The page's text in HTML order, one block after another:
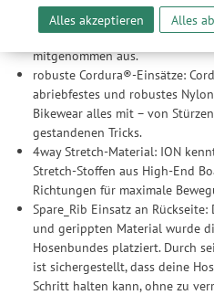
Werbeanzeigen für Sie
unserer Website sicherzustellen
werden Ihre Daten auch an
weitergegeben. Die
Zwecke der Einbindung von
Durchführung von statistischer
Produktempfehlungen und
Informationen zu den einzelnen
und der Speicherdauer finden
Einwilligung ist freiwillig, für die
erforderlich und gilt, bis sie
Einwilligung unter
Drittanbieter erteilen und
Alles akzeptieren Alles
wenn du öfter mal Kontakt mit
sehen du und deine Kleidung
mitgenommen aus.
robuste Cordura®-Einsätze:
abriebfestes und robustes
Bikewear alles mit – von
gestandenen Tricks.
4way Stretch-Material: ION
Stretch-Stoffen aus High-End
Richtungen für maximale
Spare_Rib Einsatz an
und gerippten Material wurde
Hosenbundes platziert. Durch
ist sichergestellt, dass deine
Schritt halten kann, ohne zu